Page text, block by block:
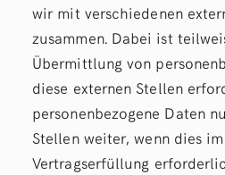
wir mit verschiedenen
zusammen. Dabei ist
Übermittlung von
diese externen Stellen
personenbezogene Daten
Stellen weiter, wenn dies
Vertragserfüllung